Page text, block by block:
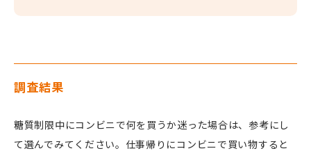
調査結果
糖質制限中にコンビニで何を買うか迷った場合は、参考にし
て選んでみてください。仕事帰りにコンビニで買い物すると